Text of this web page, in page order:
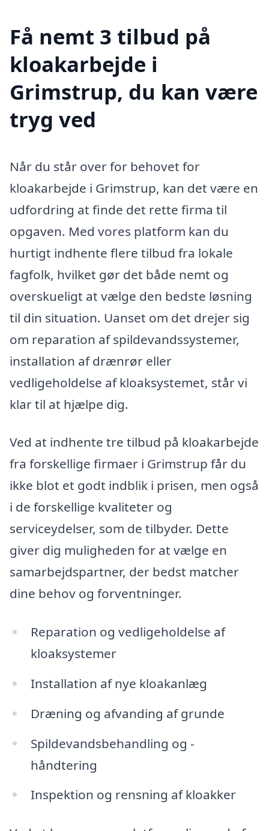
Få nemt 3 tilbud på
kloakarbejde i
Grimstrup, du kan være
tryg ved
Når du står over for behovet for
kloakarbejde i Grimstrup, kan det være en
udfordring at finde det rette firma til
opgaven. Med vores platform kan du
hurtigt indhente flere tilbud fra lokale
fagfolk, hvilket gør det både nemt og
overskueligt at vælge den bedste løsning
til din situation. Uanset om det drejer sig
om reparation af spildevandssystemer,
installation af drænrør eller
vedligeholdelse af kloaksystemet, står vi
klar til at hjælpe dig.
Ved at indhente tre tilbud på kloakarbejde
fra forskellige firmaer i Grimstrup får du
ikke blot et godt indblik i prisen, men også
i de forskellige kvaliteter og
serviceydelser, som de tilbyder. Dette
giver dig muligheden for at vælge en
samarbejdspartner, der bedst matcher
dine behov og forventninger.
Reparation og vedligeholdelse af
kloaksystemer
Installation af nye kloakanlæg
Dræning og afvanding af grunde
Spildevandsbehandling og -
håndtering
Inspektion og rensning af kloakker